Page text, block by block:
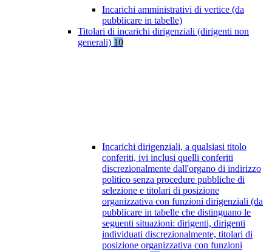
Incarichi amministrativi di vertice (da
pubblicare in tabelle)
Titolari di incarichi dirigenziali (dirigenti non
generali) 10
Incarichi dirigenziali, a qualsiasi titolo
conferiti, ivi inclusi quelli conferiti
discrezionalmente dall'organo di indirizzo
politico senza procedure pubbliche di
selezione e titolari di posizione
organizzativa con funzioni dirigenziali (da
pubblicare in tabelle che distinguano le
seguenti situazioni: dirigenti, dirigenti
individuati discrezionalmente, titolari di
posizione organizzativa con funzioni